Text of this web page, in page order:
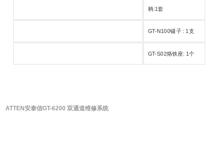
柄:1套
GT-N100镊子 : 1支
GT-S02烙铁座: 1个
ATTEN安泰信GT-6200 双通道维修系统